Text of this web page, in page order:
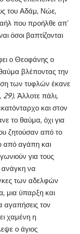
του Αδάμ, Νώε,
που προήλθε απ’
όσοι βαπτίζονται
ο Θεοφάνης ο
βλέποντας την
των τυφλών έκανε
29). Άλλοτε πάλι,
και στον
το θαύμα, όχι για
ζητούσαν από το
από αγάπη και
για τους
ανάγκη να
των αδελφών
μια ύπαρξη και
αγαπήσεις τον
χαμένη η
ο άγιος